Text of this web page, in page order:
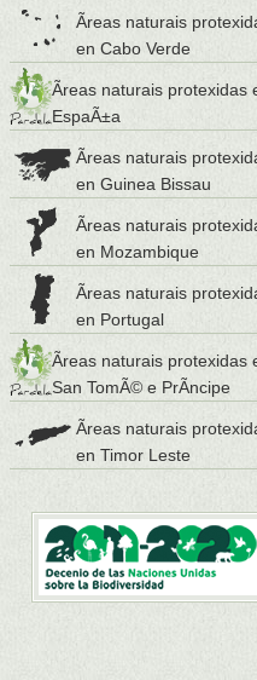
Ãreas naturais
en Cabo Verde
Ãreas naturais protexidas
EspaÃ±a
Ãreas naturais
en Guinea Bissau
Ãreas naturais
en Mozambique
Ãreas naturais
en Portugal
Ãreas naturais protexidas
San TomÃ© e PrÃ­ncipe
Ãreas naturais
en Timor Leste